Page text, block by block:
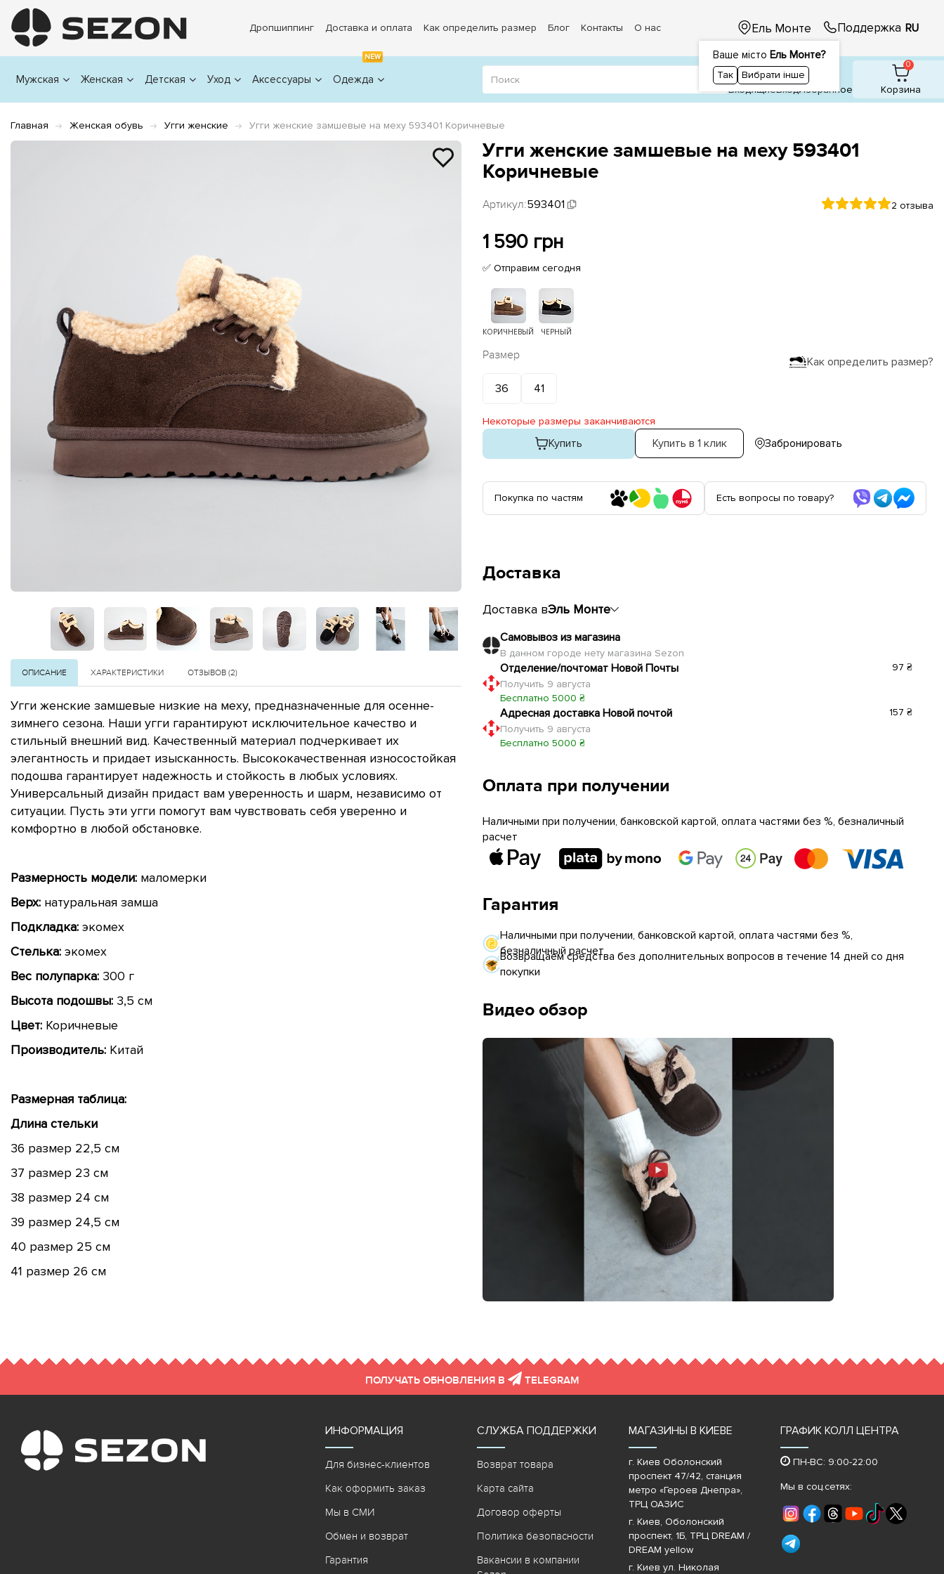
Дропшиппинг Доставка и оплата Как определить размер Блог Контакты О нас Ель Монте
Ваше місто Ель Монте?
Так Вибрати інше
Поддержка RU
Мужская Женская Детская Уход Аксессуары
NEW
Одежда
1
ВходящиеВходИзбранное
0
Корзина
Главная Женская обувь Угги женские Угги женские замшевые на меху 593401 Коричневые
Угги женские замшевые на меху 593401
Коричневые
Артикул:593401 2 отзыва
1 590 грн
✅ Отправим сегодня
КОРИЧНЕВЫЙ ЧЕРНЫЙ
Как определить размер?
Размер
36 41
Некоторые размеры заканчиваются
Купить Купить в 1 клик Забронировать
Покупка по частям Есть вопросы по товару?
Доставка
Доставка вЭль Монте
Самовывоз из магазина
В данном городе нету магазина Sezon
Отделение/почтомат Новой Почты
Получить 9 августа
Бесплатно 5000 ₴
97 ₴
Адресная доставка Новой почтой
Получить 9 августа
Бесплатно 5000 ₴
157 ₴
Оплата при получении
Наличными при получении, банковской картой, оплата частями без %, безналичный
расчет
Гарантия
Наличными при получении, банковской картой, оплата частями без %,
безналичный расчет
Возвращаем средства без дополнительных вопросов в течение 14 дней со дня
покупки
Видео обзор
ОПИСАНИЕ ХАРАКТЕРИСТИКИ ОТЗЫВОВ (2)
Угги женские замшевые низкие на меху, предназначенные для осенне-
зимнего сезона. Наши угги гарантируют исключительное качество и
стильный внешний вид. Качественный материал подчеркивает их
элегантность и придает изысканность. Высококачественная износостойкая
подошва гарантирует надежность и стойкость в любых условиях.
Универсальный дизайн придаст вам уверенность и шарм, независимо от
ситуации. Пусть эти угги помогут вам чувствовать себя уверенно и
комфортно в любой обстановке.
Размерность модели: маломерки
Верх: натуральная замша
Подкладка: экомех
Стелька: экомех
Вес полупарка: 300 г
Высота подошвы: 3,5 см
Цвет: Коричневые
Производитель: Китай
Размерная таблица:
Длина стельки
36 размер 22,5 см
37 размер 23 см
38 размер 24 см
39 размер 24,5 см
40 размер 25 см
41 размер 26 см
ПОЛУЧАТЬ ОБНОВЛЕНИЯ В TELEGRAM
ИНФОРМАЦИЯ
Для бизнес-клиентов
Как оформить заказ
Мы в СМИ
Обмен и возврат
Гарантия
СЛУЖБА ПОДДЕРЖКИ
Возврат товара
Карта сайта
Договор оферты
Политика безопасности
Вакансии в компании
МАГАЗИНЫ В КИЕВЕ
г. Киев Оболонский
проспект 47/42, станция
метро «Героев Днепра»‎,
ТРЦ ОАЗИС
г. Киев, Оболонский
проспект, 1Б, ТРЦ DREAM /
DREAM yellow
г. Киев ул. Николая
ГРАФИК КОЛЛ ЦЕНТРА
ПН-ВС: 9:00-22:00
Мы в соц.сетях: